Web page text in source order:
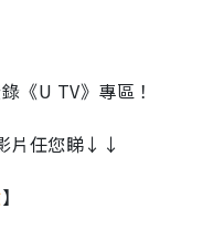
《U TV》專區！
片任您睇↓↓
】